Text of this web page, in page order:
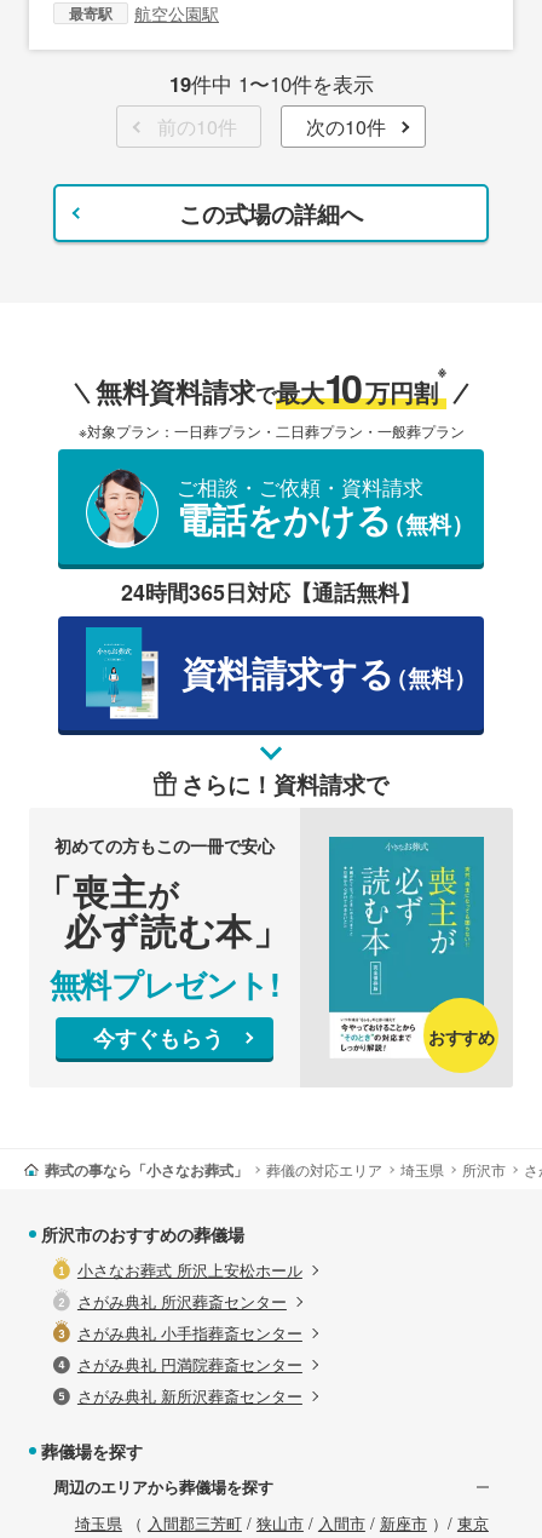
最寄駅 航空公園駅
19件中 1〜10件を表示
前の10件 次の10件
この式場の詳細へ
無料資料請求で最大10万円割
※
※対象プラン：一日葬プラン・二日葬プラン・一般葬プラン
ご相談・ご依頼・資料請求
電話をかける（無料）
24時間365日対応【通話無料】
資料請求する（無料）
さらに！資料請求で
初めての方もこの一冊で安心
「喪主が
必ず読む本」
無料プレゼント!
今すぐもらう おすすめ
葬式の事なら「小さなお葬式」 葬儀の対応エリア 埼玉県 所沢市
所沢市のおすすめの葬儀場
小さなお葬式 所沢上安松ホール
さがみ典礼 所沢葬斎センター
さがみ典礼 小手指葬斎センター
さがみ典礼 円満院葬斎センター
さがみ典礼 新所沢葬斎センター
葬儀場を探す
周辺のエリアから葬儀場を探す
埼玉県（ 入間郡三芳町/ 狭山市/ 入間市/ 新座市）/ 東京